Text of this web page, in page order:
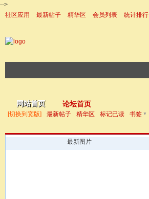
-->
社区应用
最新帖子 精华区 会员列表 统计排行
网站首页 论坛首页
[切换到宽版] 最新帖子 精华区 标记已读 书签 ▼
最新图片